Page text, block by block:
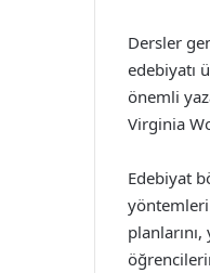
Dersler
edebiyatı
önemli
Virginia
Edebiyat
yöntemleri